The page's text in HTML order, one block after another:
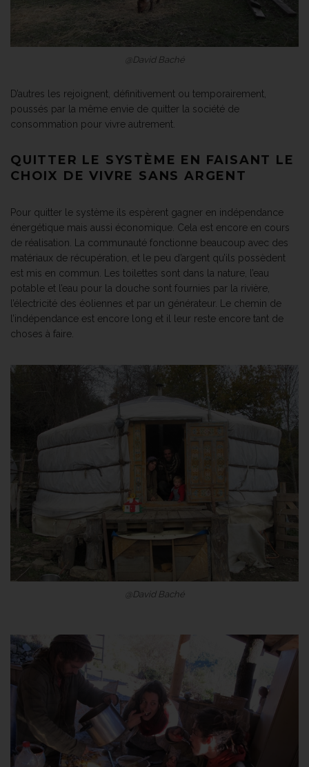
@David Baché
D’autres les rejoignent, définitivement ou temporairement,
poussés par la même envie de quitter la société de
consommation pour vivre autrement.
QUITTER LE SYSTÈME EN FAISANT LE
CHOIX DE VIVRE SANS ARGENT
Pour quitter le système ils espèrent gagner en indépendance
énergétique mais aussi économique. Cela est encore en cours
de réalisation. La communauté fonctionne beaucoup avec des
matériaux de récupération, et le peu d’argent qu’ils possèdent
est mis en commun. Les toilettes sont dans la nature, l’eau
potable et l’eau pour la douche sont fournies par la rivière,
l’électricité des éoliennes et par un générateur. Le chemin de
l’indépendance est encore long et il leur reste encore tant de
choses à faire.
@David Baché